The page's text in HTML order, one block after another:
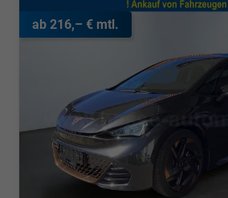
ab 216,– € mtl.